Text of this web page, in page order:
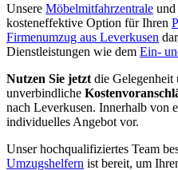
Unsere Möbelmitfahrzentrale und
kosteneffektive Option für Ihren
Firmenumzug aus Leverkusen
Dienstleistungen wie dem Ein-
Nutzen Sie jetzt die Gelegenheit
unverbindliche
nach Leverkusen. Innerhalb von
individuelles Angebot vor.
Unser hochqualifiziertes Team
Umzugshelfern ist bereit, um